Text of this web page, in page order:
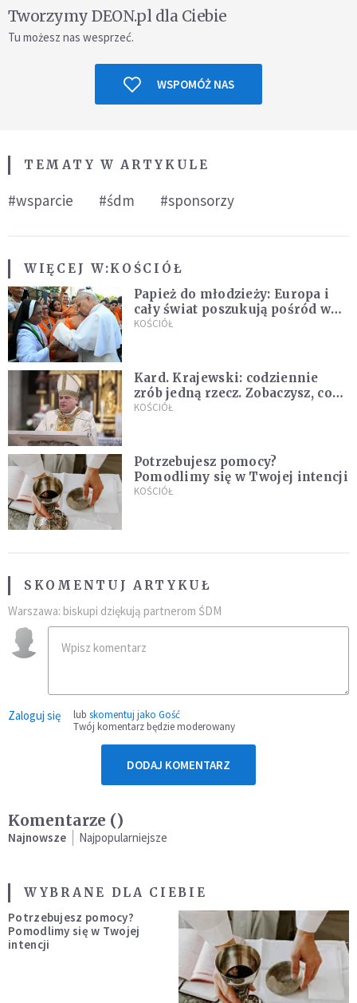
Tworzymy DEON.pl dla Ciebie
Tu możesz nas wesprzeć.
WSPOMÓŻ NAS
TEMATY W ARTYKULE
#wsparcie #śdm #sponsorzy
WIĘCEJ W:KOŚCIÓŁ
Papież do młodzieży: Europa i
cały świat poszukują pośród was
nowych świętych
KOŚCIÓŁ
Kard. Krajewski: codziennie
zrób jedną rzecz. Zobaczysz, co
stanie się z twoim życiem
KOŚCIÓŁ
Potrzebujesz pomocy?
Pomodlimy się w Twojej intencji
KOŚCIÓŁ
SKOMENTUJ ARTYKUŁ
Warszawa: biskupi dziękują partnerom ŚDM
Zaloguj się lub skomentuj jako Gość
Twój komentarz będzie moderowany
DODAJ KOMENTARZ
Komentarze ()
Najnowsze Najpopularniejsze
WYBRANE DLA CIEBIE
Potrzebujesz pomocy?
Pomodlimy się w Twojej
intencji